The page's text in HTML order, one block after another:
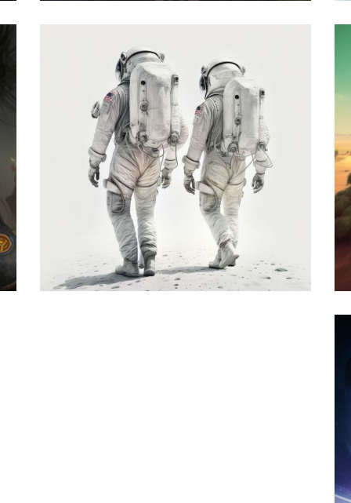
چشم ها دروغ نمی گویند
تحلیل پرامپت,تصویرسازی